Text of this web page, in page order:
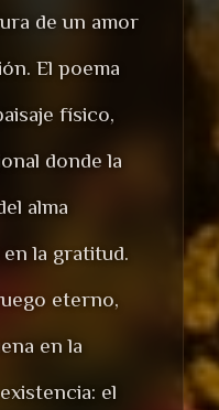
de un amor
El poema
físico,
donde la
alma
la gratitud.
eterno,
en la
el